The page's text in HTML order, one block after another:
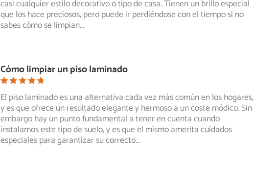
casicualquier estilo decorativo o tipo de casa. Tienen un brillo especial
que los hace preciosos, pero puede ir perdiéndose con el tiempo si no
sabes cómo se limpian...
Cómo limpiar un piso laminado
El piso laminado es una alternativa cada vez más común en los hogares,
y es que ofrece un resultado elegante y hermoso a un coste módico. Sin
embargo hay un punto fundamental a tener en cuenta cuando
instalamos este tipo de suelo, y es que el mismo amerita cuidados
especiales para garantizar su correcto...